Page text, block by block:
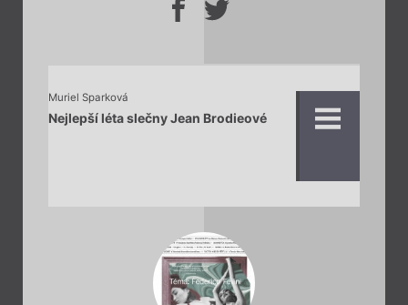
Muriel Sparková
Nejlepší léta slečny Jean Brodieové